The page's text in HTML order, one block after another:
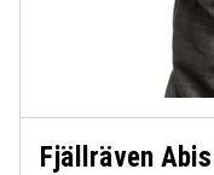
Fjällräven